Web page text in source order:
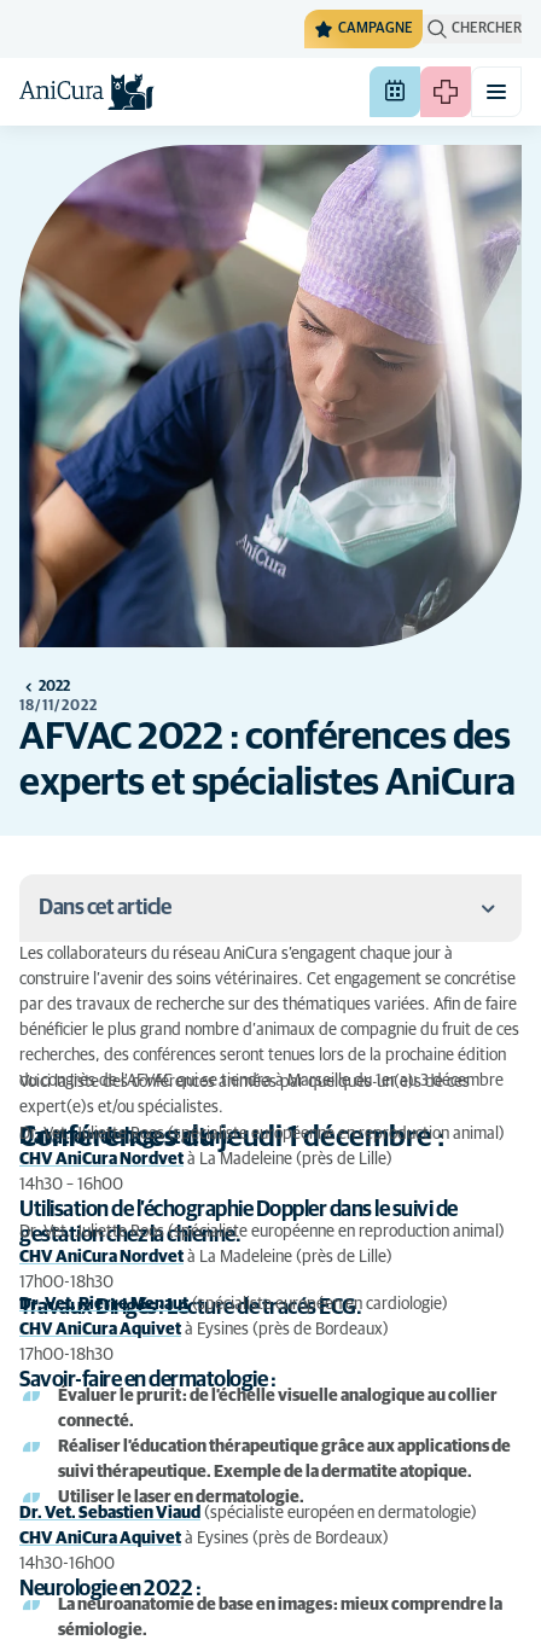
CAMPAGNE CHERCHER
2022
18/11/2022
AFVAC 2022 : conférences des
experts et spécialistes AniCura
Dans cet article
Conférences du jeudi 1 décembre :
Conférences du vendredi 2 décembre
Conférences du samedi 3 décembre
Les collaborateurs du réseau AniCura s’engagent chaque jour à
construire l’avenir des soins vétérinaires. Cet engagement se concrétise
par des travaux de recherche sur des thématiques variées. Afin de faire
bénéficier le plus grand nombre d’animaux de compagnie du fruit de ces
recherches, des conférences seront tenues lors de la prochaine édition
du congrès de l'AFVAC qui se tiendra à Marseille du 1er au 3 décembre
Voici la liste des conférences animées par quelques-un(e)s de ces
expert(e)s et/ou spécialistes.
Conférences du jeudi 1 décembre :
Datation de la gestation.
Dr. Vet. Juliette Roos (spécialiste européenne en reproduction animal)
CHV AniCura Nordvet à La Madeleine (près de Lille)
14h30 – 16h00
Utilisation de l’échographie Doppler dans le suivi de
gestation chez la chienne.
Dr. Vet. Juliette Roos (spécialiste européenne en reproduction animal)
CHV AniCura Nordvet à La Madeleine (près de Lille)
17h00-18h30
Travaux Dirigés : Lecture de tracés ECG.
Dr. Vet. Pierre Menaut(spécialiste européen en cardiologie)
CHV AniCura Aquivet à Eysines (près de Bordeaux)
17h00-18h30
Savoir-faire en dermatologie :
Évaluer le prurit : de l’échelle visuelle analogique au collier
connecté.
Réaliser l’éducation thérapeutique grâce aux applications de
suivi thérapeutique. Exemple de la dermatite atopique.
Utiliser le laser en dermatologie.
Dr. Vet. Sebastien Viaud (spécialiste européen en dermatologie)
CHV AniCura Aquivet à Eysines (près de Bordeaux)
14h30-16h00
Neurologie en 2022 :
La neuroanatomie de base en images : mieux comprendre la
sémiologie.